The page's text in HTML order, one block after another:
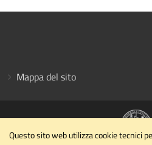
Mappa del sito
Questo sito web utilizza cookie tecnici